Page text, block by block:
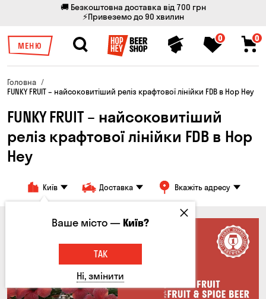
🚚 Безкоштовна доставка від 700 грн
⚡Привеземо до 90 хвилин
МЕНЮ
0 0
Головна
FUNKY FRUIT – найсоковитіший реліз крафтової лінійки FDB в Hop Hey
FUNKY FRUIT – найсоковитіший
реліз крафтової лінійки FDB в Hop
Hey
Київ Доставка Вкажіть адресу
Ваше місто —Київ?
ТАК
Ні, змінити